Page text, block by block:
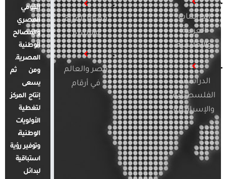
الدراسات
العربية
والإقليمية
الدراسات
الفلسطينية
والإسرائيلية
قضايا المرأة
والأسرة
مصر والعالم
في أرقام
القومي
المصري
والمصالح
الوطنية
المصرية.
ومن ثم
يسعى
إنتاج المركز
لتغطية
الأولويات
الوطنية،
وتوفير رؤية
استباقية
لبدائل